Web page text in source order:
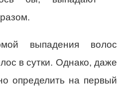
выпадения волос
в сутки. Однако, даже
определить на первый